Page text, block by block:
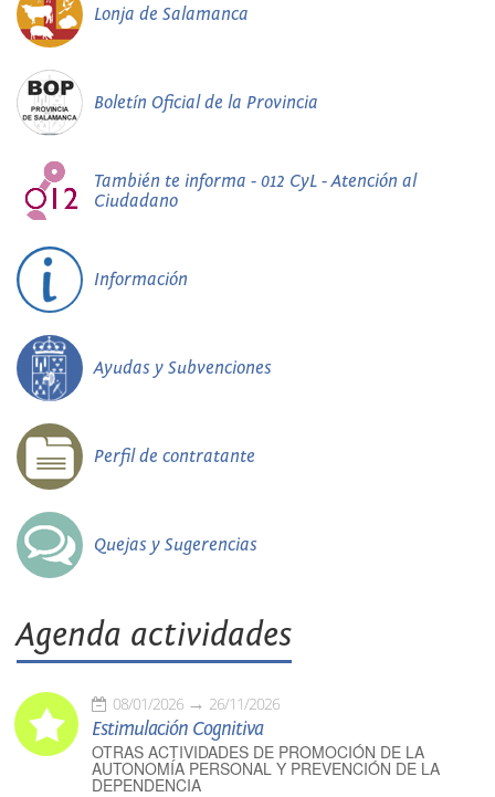
Lonja de Salamanca
Boletín Oficial de la Provincia
También te informa - 012 CyL - Atención al
Ciudadano
Información
Ayudas y Subvenciones
Perfil de contratante
Quejas y Sugerencias
Agenda actividades
08/01/2026 26/11/2026
Estimulación Cognitiva
OTRAS ACTIVIDADES DE PROMOCIÓN DE LA
AUTONOMÍA PERSONAL Y PREVENCIÓN DE LA
DEPENDENCIA